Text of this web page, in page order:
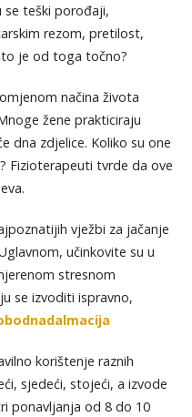
se teški porođaji,
rezom, pretilost,
je od toga točno?
načina života
žene prakticiraju
dna zdjelice. Koliko su one
Fizioterapeuti tvrde da ove
vježbi za jačanje
učinkovite su u
stresnom
se izvoditi ispravno,
korištenje raznih
sjedeći, stojeći, a izvode
ponavljanja od 8 do 10